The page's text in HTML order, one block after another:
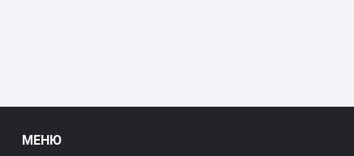
МЕНЮ